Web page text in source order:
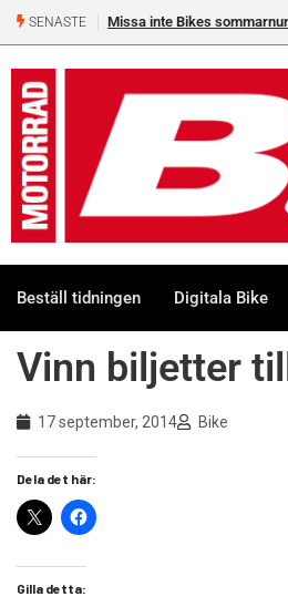
SENASTE Missa inte Bikes
Beställ tidningen Digitala Bike
Vinn biljetter
17 september, 2014 Bike
Dela det här:
Gilla detta: